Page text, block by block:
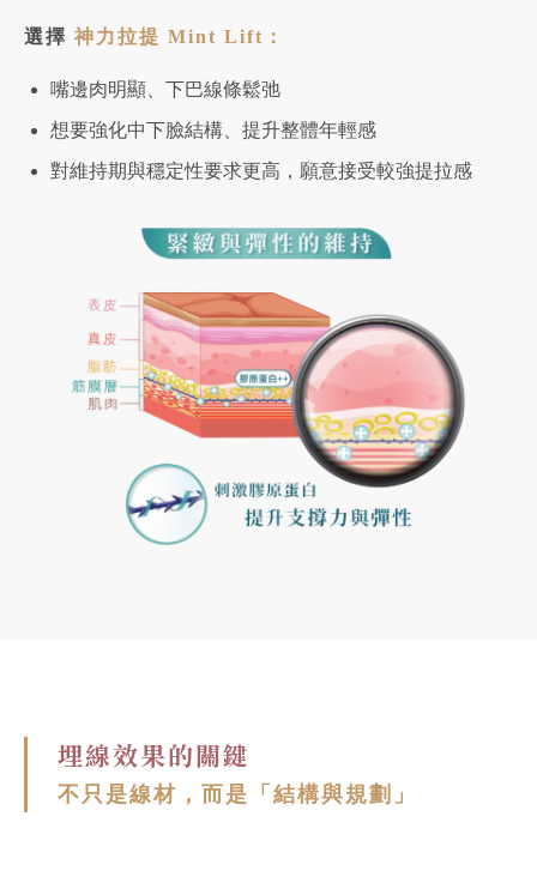
選擇 神力拉提 Mint Lift：
嘴邊肉明顯、下巴線條鬆弛
想要強化中下臉結構、提升整體年輕感
對維持期與穩定性要求更高，願意接受較強提拉感
埋線效果的關鍵
不只是線材，而是「結構與規劃」